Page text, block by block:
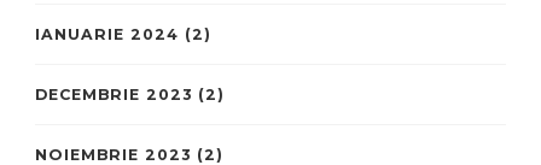
IANUARIE 2024 (2)
DECEMBRIE 2023 (2)
NOIEMBRIE 2023 (2)